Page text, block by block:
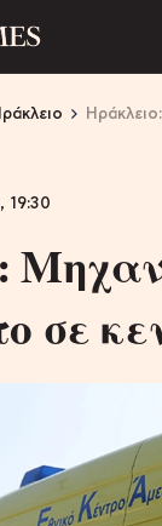
19:30
σε